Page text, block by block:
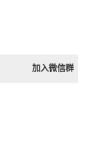
加入微信群